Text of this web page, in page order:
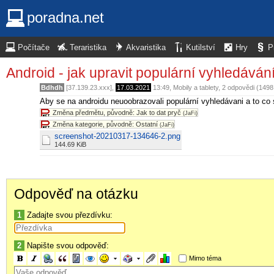
poradna.net
Počítače Teraristika Akvaristika Kutilství Hry
Android - jak upravit populární
Bdhdh [37.139.23.xxx], 17.03.2021 13:49 Mobily a tablety, 2 odpovědi
Aby se na androidu neuoobrazovali populární vyhledávani a to
Změna předmětu, původně: Jak to dat pryč (JaFi)
Změna kategorie, původně: Ostatní (JaFi)
screenshot-20210317-134646-2.png
144.69 KiB
Odpověď na otázku
1 Zadajte svou přezdívku:
2 Napište svou odpověď:
Mimo téma